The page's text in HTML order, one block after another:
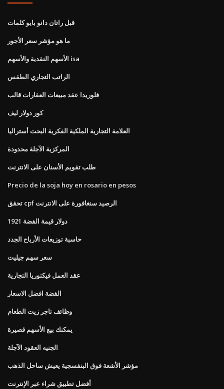
قبل راتان دانو بايو كلمات
ما هو مؤشر سعر الأجور
الأسهم النقدية والأسهم isa
الراتب التجاري الطقس
فلوريدا عقد مبيعات العقارات قالب
كور دولار ليف
العلامة التجارية الملكية الفكرية البحث أستراليا
المركزية الآجلة محدودة
طلب تقويم الأسنان على الانترنت
Precio de la soja hoy en rosario en pesos
تحقق cpf الرصيد سنغافورة على الانترنت
1921 دولار قيمة الفضة
حاسبة توزيعات الأرباح الجدد
سعر سهم جيليت
عقد العمل فيكتوريا التجارية
الفضة افضل الاسعار
وظائف تاجر زيت الطعام
يمكنك بيع الأسهم قصيرة
الجنيه العقود الآجلة
مؤشر الأشعة فوق البنفسجية يعيش ساحل الذهب
أفضل تطبيق شراء عبر الإنترنت